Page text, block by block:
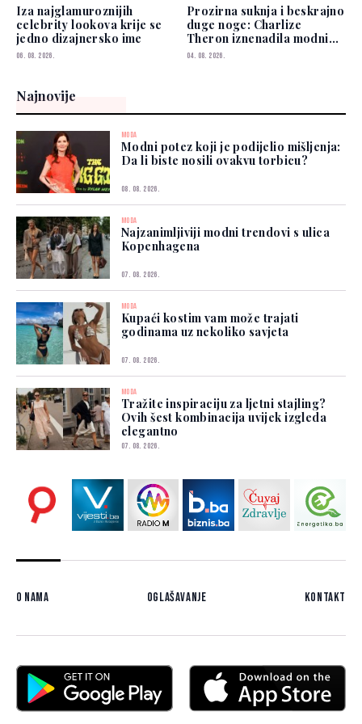
Iza najglamuroznijih
celebrity lookova krije se
jedno dizajnersko ime
06. 08. 2026.
Prozirna suknja i beskrajno
duge noge: Charlize
Theron iznenadila modnim
izborom
04. 08. 2026.
Najnovije
MODA
Modni potez koji je podijelio mišljenja:
Da li biste nosili ovakvu torbicu?
08. 08. 2026.
MODA
Najzanimljiviji modni trendovi s ulica
Kopenhagena
07. 08. 2026.
MODA
Kupaći kostim vam može trajati
godinama uz nekoliko savjeta
07. 08. 2026.
MODA
Tražite inspiraciju za ljetni stajling?
Ovih šest kombinacija uvijek izgleda
elegantno
07. 08. 2026.
O nama Oglašavanje Kontakt